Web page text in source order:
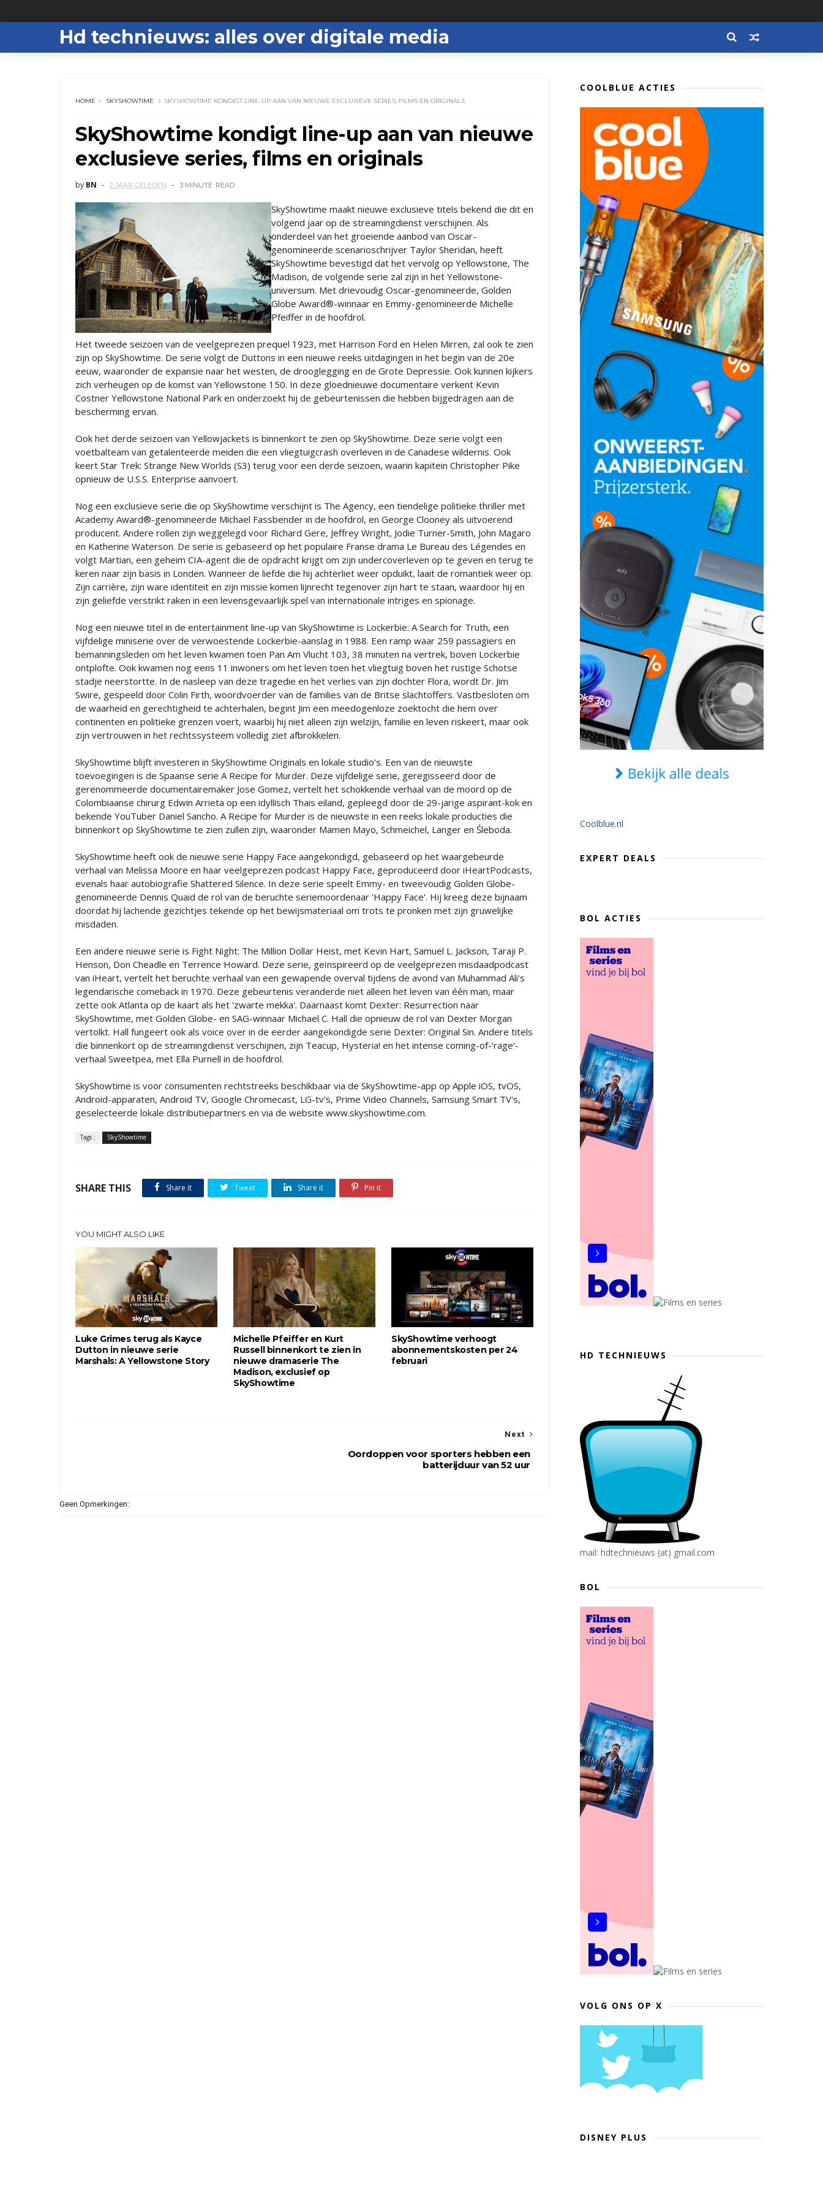
Hd technieuws: alles over digitale media
HOME SKYSHOWTIME SKYSHOWTIME KONDIGT LINE-UP AAN VAN NIEUWE EXCLUSIEVE SERIES, FILMS EN ORIGINALS
SkyShowtime kondigt line-up aan van nieuwe
exclusieve series, films en originals
by BN 2 JAAR GELEDEN 3 MINUTE READ
SkyShowtime maakt nieuwe exclusieve titels bekend die dit en
volgend jaar op de streamingdienst verschijnen. Als
onderdeel van het groeiende aanbod van Oscar-
genomineerde scenarioschrijver Taylor Sheridan, heeft
SkyShowtime bevestigd dat het vervolg op Yellowstone, The
Madison, de volgende serie zal zijn in het Yellowstone-
universum. Met drievoudig Oscar-genomineerde, Golden
Globe Award®-winnaar en Emmy-genomineerde Michelle
Pfeiffer in de hoofdrol.
Het tweede seizoen van de veelgeprezen prequel 1923, met Harrison Ford en Helen Mirren, zal ook te zien
zijn op SkyShowtime. De serie volgt de Duttons in een nieuwe reeks uitdagingen in het begin van de 20e
eeuw, waaronder de expansie naar het westen, de drooglegging en de Grote Depressie. Ook kunnen kijkers
zich verheugen op de komst van Yellowstone 150. In deze gloednieuwe documentaire verkent Kevin
Costner Yellowstone National Park en onderzoekt hij de gebeurtenissen die hebben bijgedragen aan de
bescherming ervan.
Ook het derde seizoen van Yellowjackets is binnenkort te zien op SkyShowtime. Deze serie volgt een
voetbalteam van getalenteerde meiden die een vliegtuigcrash overleven in de Canadese wildernis. Ook
keert Star Trek: Strange New Worlds (S3) terug voor een derde seizoen, waarin kapitein Christopher Pike
opnieuw de U.S.S. Enterprise aanvoert.
Nog een exclusieve serie die op SkyShowtime verschijnt is The Agency, een tiendelige politieke thriller met
Academy Award®-genomineerde Michael Fassbender in de hoofdrol, en George Clooney als uitvoerend
producent. Andere rollen zijn weggelegd voor Richard Gere, Jeffrey Wright, Jodie Turner-Smith, John Magaro
en Katherine Waterson. De serie is gebaseerd op het populaire Franse drama Le Bureau des Légendes en
volgt Martian, een geheim CIA-agent die de opdracht krijgt om zijn undercoverleven op te geven en terug te
keren naar zijn basis in Londen. Wanneer de liefde die hij achterliet weer opduikt, laait de romantiek weer op.
Zijn carrière, zijn ware identiteit en zijn missie komen lijnrecht tegenover zijn hart te staan, waardoor hij en
zijn geliefde verstrikt raken in een levensgevaarlijk spel van internationale intriges en spionage.
Nog een nieuwe titel in de entertainment line-up van SkyShowtime is Lockerbie: A Search for Truth, een
vijfdelige miniserie over de verwoestende Lockerbie-aanslag in 1988. Een ramp waar 259 passagiers en
bemanningsleden om het leven kwamen toen Pan Am Vlucht 103, 38 minuten na vertrek, boven Lockerbie
ontplofte. Ook kwamen nog eens 11 inwoners om het leven toen het vliegtuig boven het rustige Schotse
stadje neerstortte. In de nasleep van deze tragedie en het verlies van zijn dochter Flora, wordt Dr. Jim
Swire, gespeeld door Colin Firth, woordvoerder van de families van de Britse slachtoffers. Vastbesloten om
de waarheid en gerechtigheid te achterhalen, begint Jim een meedogenloze zoektocht die hem over
continenten en politieke grenzen voert, waarbij hij niet alleen zijn welzijn, familie en leven riskeert, maar ook
zijn vertrouwen in het rechtssysteem volledig ziet afbrokkelen.
SkyShowtime blijft investeren in SkyShowtime Originals en lokale studio's. Een van de nieuwste
toevoegingen is de Spaanse serie A Recipe for Murder. Deze vijfdelige serie, geregisseerd door de
gerenommeerde documentairemaker Jose Gomez, vertelt het schokkende verhaal van de moord op de
Colombiaanse chirurg Edwin Arrieta op een idyllisch Thais eiland, gepleegd door de 29-jarige aspirant-kok en
bekende YouTuber Daniel Sancho. A Recipe for Murder is de nieuwste in een reeks lokale producties die
binnenkort op SkyShowtime te zien zullen zijn, waaronder Mamen Mayo, Schmeichel, Langer en Śleboda.
SkyShowtime heeft ook de nieuwe serie Happy Face aangekondigd, gebaseerd op het waargebeurde
verhaal van Melissa Moore en haar veelgeprezen podcast Happy Face, geproduceerd door iHeartPodcasts,
evenals haar autobiografie Shattered Silence. In deze serie speelt Emmy- en tweevoudig Golden Globe-
genomineerde Dennis Quaid de rol van de beruchte seriemoordenaar 'Happy Face'. Hij kreeg deze bijnaam
doordat hij lachende gezichtjes tekende op het bewijsmateriaal om trots te pronken met zijn gruwelijke
misdaden.
Een andere nieuwe serie is Fight Night: The Million Dollar Heist, met Kevin Hart, Samuel L. Jackson, Taraji P.
Henson, Don Cheadle en Terrence Howard. Deze serie, geïnspireerd op de veelgeprezen misdaadpodcast
van iHeart, vertelt het beruchte verhaal van een gewapende overval tijdens de avond van Muhammad Ali's
legendarische comeback in 1970. Deze gebeurtenis veranderde niet alleen het leven van één man, maar
zette ook Atlanta op de kaart als het 'zwarte mekka'. Daarnaast komt Dexter: Resurrection naar
SkyShowtime, met Golden Globe- en SAG-winnaar Michael C. Hall die opnieuw de rol van Dexter Morgan
vertolkt. Hall fungeert ook als voice over in de eerder aangekondigde serie Dexter: Original Sin. Andere titels
die binnenkort op de streamingdienst verschijnen, zijn Teacup, Hysteria! en het intense coming-of-‘rage’-
verhaal Sweetpea, met Ella Purnell in de hoofdrol.
SkyShowtime is voor consumenten rechtstreeks beschikbaar via de SkyShowtime-app op Apple iOS, tvOS,
Android-apparaten, Android TV, Google Chromecast, LG-tv's, Prime Video Channels, Samsung Smart TV's,
geselecteerde lokale distributiepartners en via de website www.skyshowtime.com.
Tags : SkyShowtime
SHARE THIS Share it Tweet Share it Pin it
YOU MIGHT ALSO LIKE
Luke Grimes terug als Kayce
Dutton in nieuwe serie
Marshals: A Yellowstone Story
Michelle Pfeiffer en Kurt
Russell binnenkort te zien in
nieuwe dramaserie The
Madison, exclusief op
SkyShowtime
SkyShowtime verhoogt
abonnementskosten per 24
februari
Next
Oordoppen voor sporters hebben een
batterijduur van 52 uur
Geen Opmerkingen:
COOLBLUE ACTIES
Coolblue.nl
EXPERT DEALS
BOL ACTIES
HD TECHNIEUWS
mail: hdtechnieuws (at) gmail.com
BOL
VOLG ONS OP X
DISNEY PLUS